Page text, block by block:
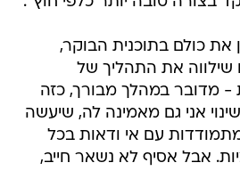
את כולם בתוכנית הבוקר,
שילווה את התהליך של
מדובר במהלך מבורך, כזה
אני גם מאמינה לה, שיעשה
עם אי ודאות בכל
אבל אסיף לא נשאר חייב,